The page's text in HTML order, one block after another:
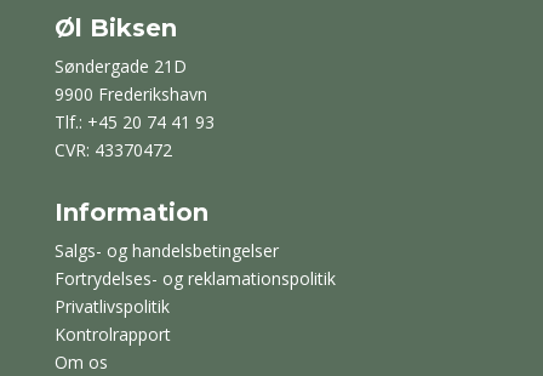
Øl Biksen
Søndergade 21D
9900 Frederikshavn
Tlf.: +45 20 74 41 93
CVR: 43370472
Information
Salgs- og handelsbetingelser
Fortrydelses- og reklamationspolitik
Privatlivspolitik
Kontrolrapport
Om os